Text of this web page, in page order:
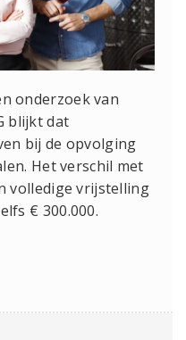
onderzoek van
blijkt dat
bij de opvolging
Het verschil met
volledige vrijstelling
€ 300.000.